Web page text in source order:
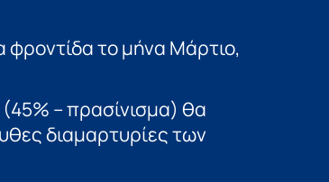
φροντίδα το μήνα Μάρτιο,
– πρασίνισμα) θα
διαμαρτυρίες των